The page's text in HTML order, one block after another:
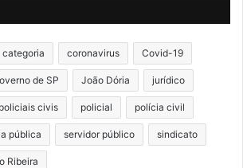
categoria coronavirus Covid-19
de SP João Dória jurídico
policiais civis policial polícia civil
pública servidor público sindicato
Ribeira